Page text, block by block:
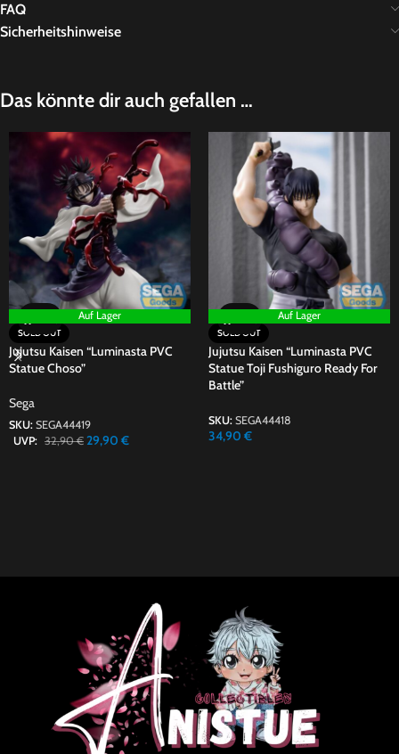
FAQ
Sicherheitshinweise
Das könnte dir auch gefallen …
Auf Lager
SOLD OUT
Jujutsu Kaisen “Luminasta PVC
Statue Choso”
Sega
SKU: SEGA44419
UVP: 32,90€ 29,90 €
Auf Lager
SOLD OUT
Jujutsu Kaisen “Luminasta PVC
Statue Toji Fushiguro Ready For
Battle”
SKU: SEGA44418
34,90 €